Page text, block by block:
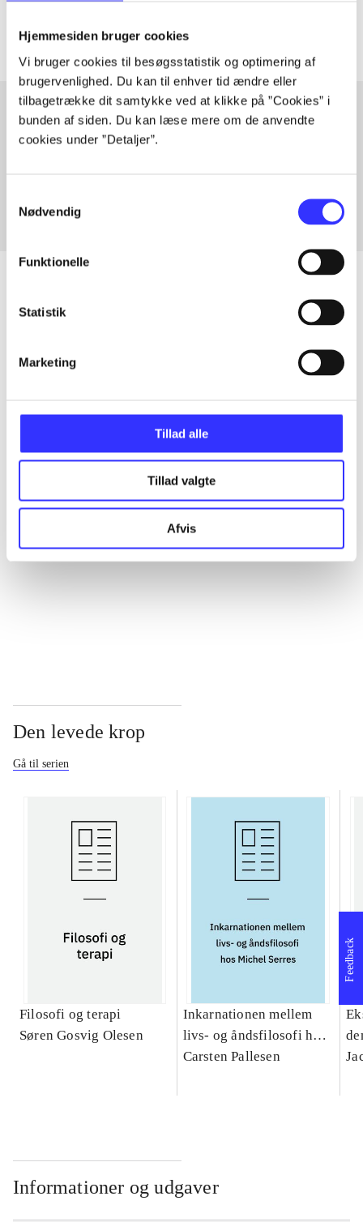
Hjemmesiden bruger cookies
Vi bruger cookies til besøgsstatistik og optimering af
brugervenlighed. Du kan til enhver tid ændre eller
tilbagetrække dit samtykke ved at klikke på ”Cookies” i
bunden af siden. Du kan læse mere om de anvendte
cookies under ”Detaljer”.
Nødvendig
Funktionelle
Statistik
Marketing
Tillad alle
Tillad valgte
Afvis
Artiklerne i handler ofte om
Artikler med samme emner
...
...
Den levede krop
Gå til serien
Filosofi og terapi
Søren Gosvig Olesen
Inkarnationen mellem
livs- og åndsfilosofi hos
Michel Serres : et
Carsten Pallesen
Informationer og udgaver
Feedback